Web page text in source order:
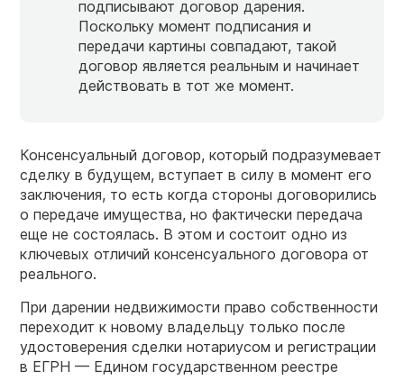
подписывают договор дарения.
Поскольку момент подписания и
передачи картины совпадают, такой
договор является реальным и начинает
действовать в тот же момент.
Консенсуальный договор, который подразумевает
сделку в будущем, вступает в силу в момент его
заключения, то есть когда стороны договорились
о передаче имущества, но фактически передача
еще не состоялась. В этом и состоит одно из
ключевых отличий консенсуального договора от
реального.
При дарении недвижимости право собственности
переходит к новому владельцу только после
удостоверения сделки нотариусом и регистрации
в ЕГРН — Едином государственном реестре